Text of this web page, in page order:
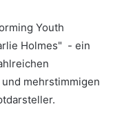
Youth
Holmes" - ein
mehrstimmigen